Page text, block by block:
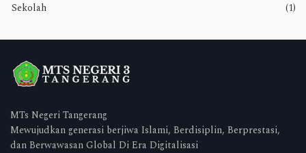
Sekolah
(1)
MTs Negeri Tangerang
Mewujudkan generasi berjiwa Islami, Berdisiplin, Berprestasi,
dan Berwawasan Global Di Era Digitalisasi